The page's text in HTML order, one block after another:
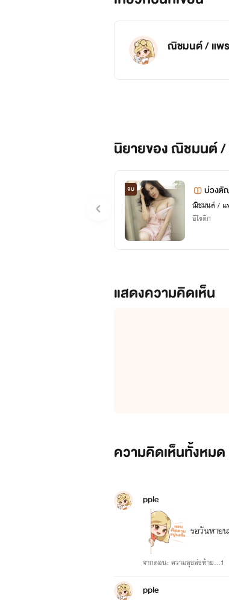
ณิชมนต์ / แพ
นิยายของ ณิชมนต์ /
จบ
บ่วงตั
ญ
ณิชมนต์ / แ
อีโรติก
แสดงความคิดเห็น
ความคิดเห็นทั้งหมด
pple
รอวันหาย
จากตอน: ความสุขส่งท้าย...1
pple